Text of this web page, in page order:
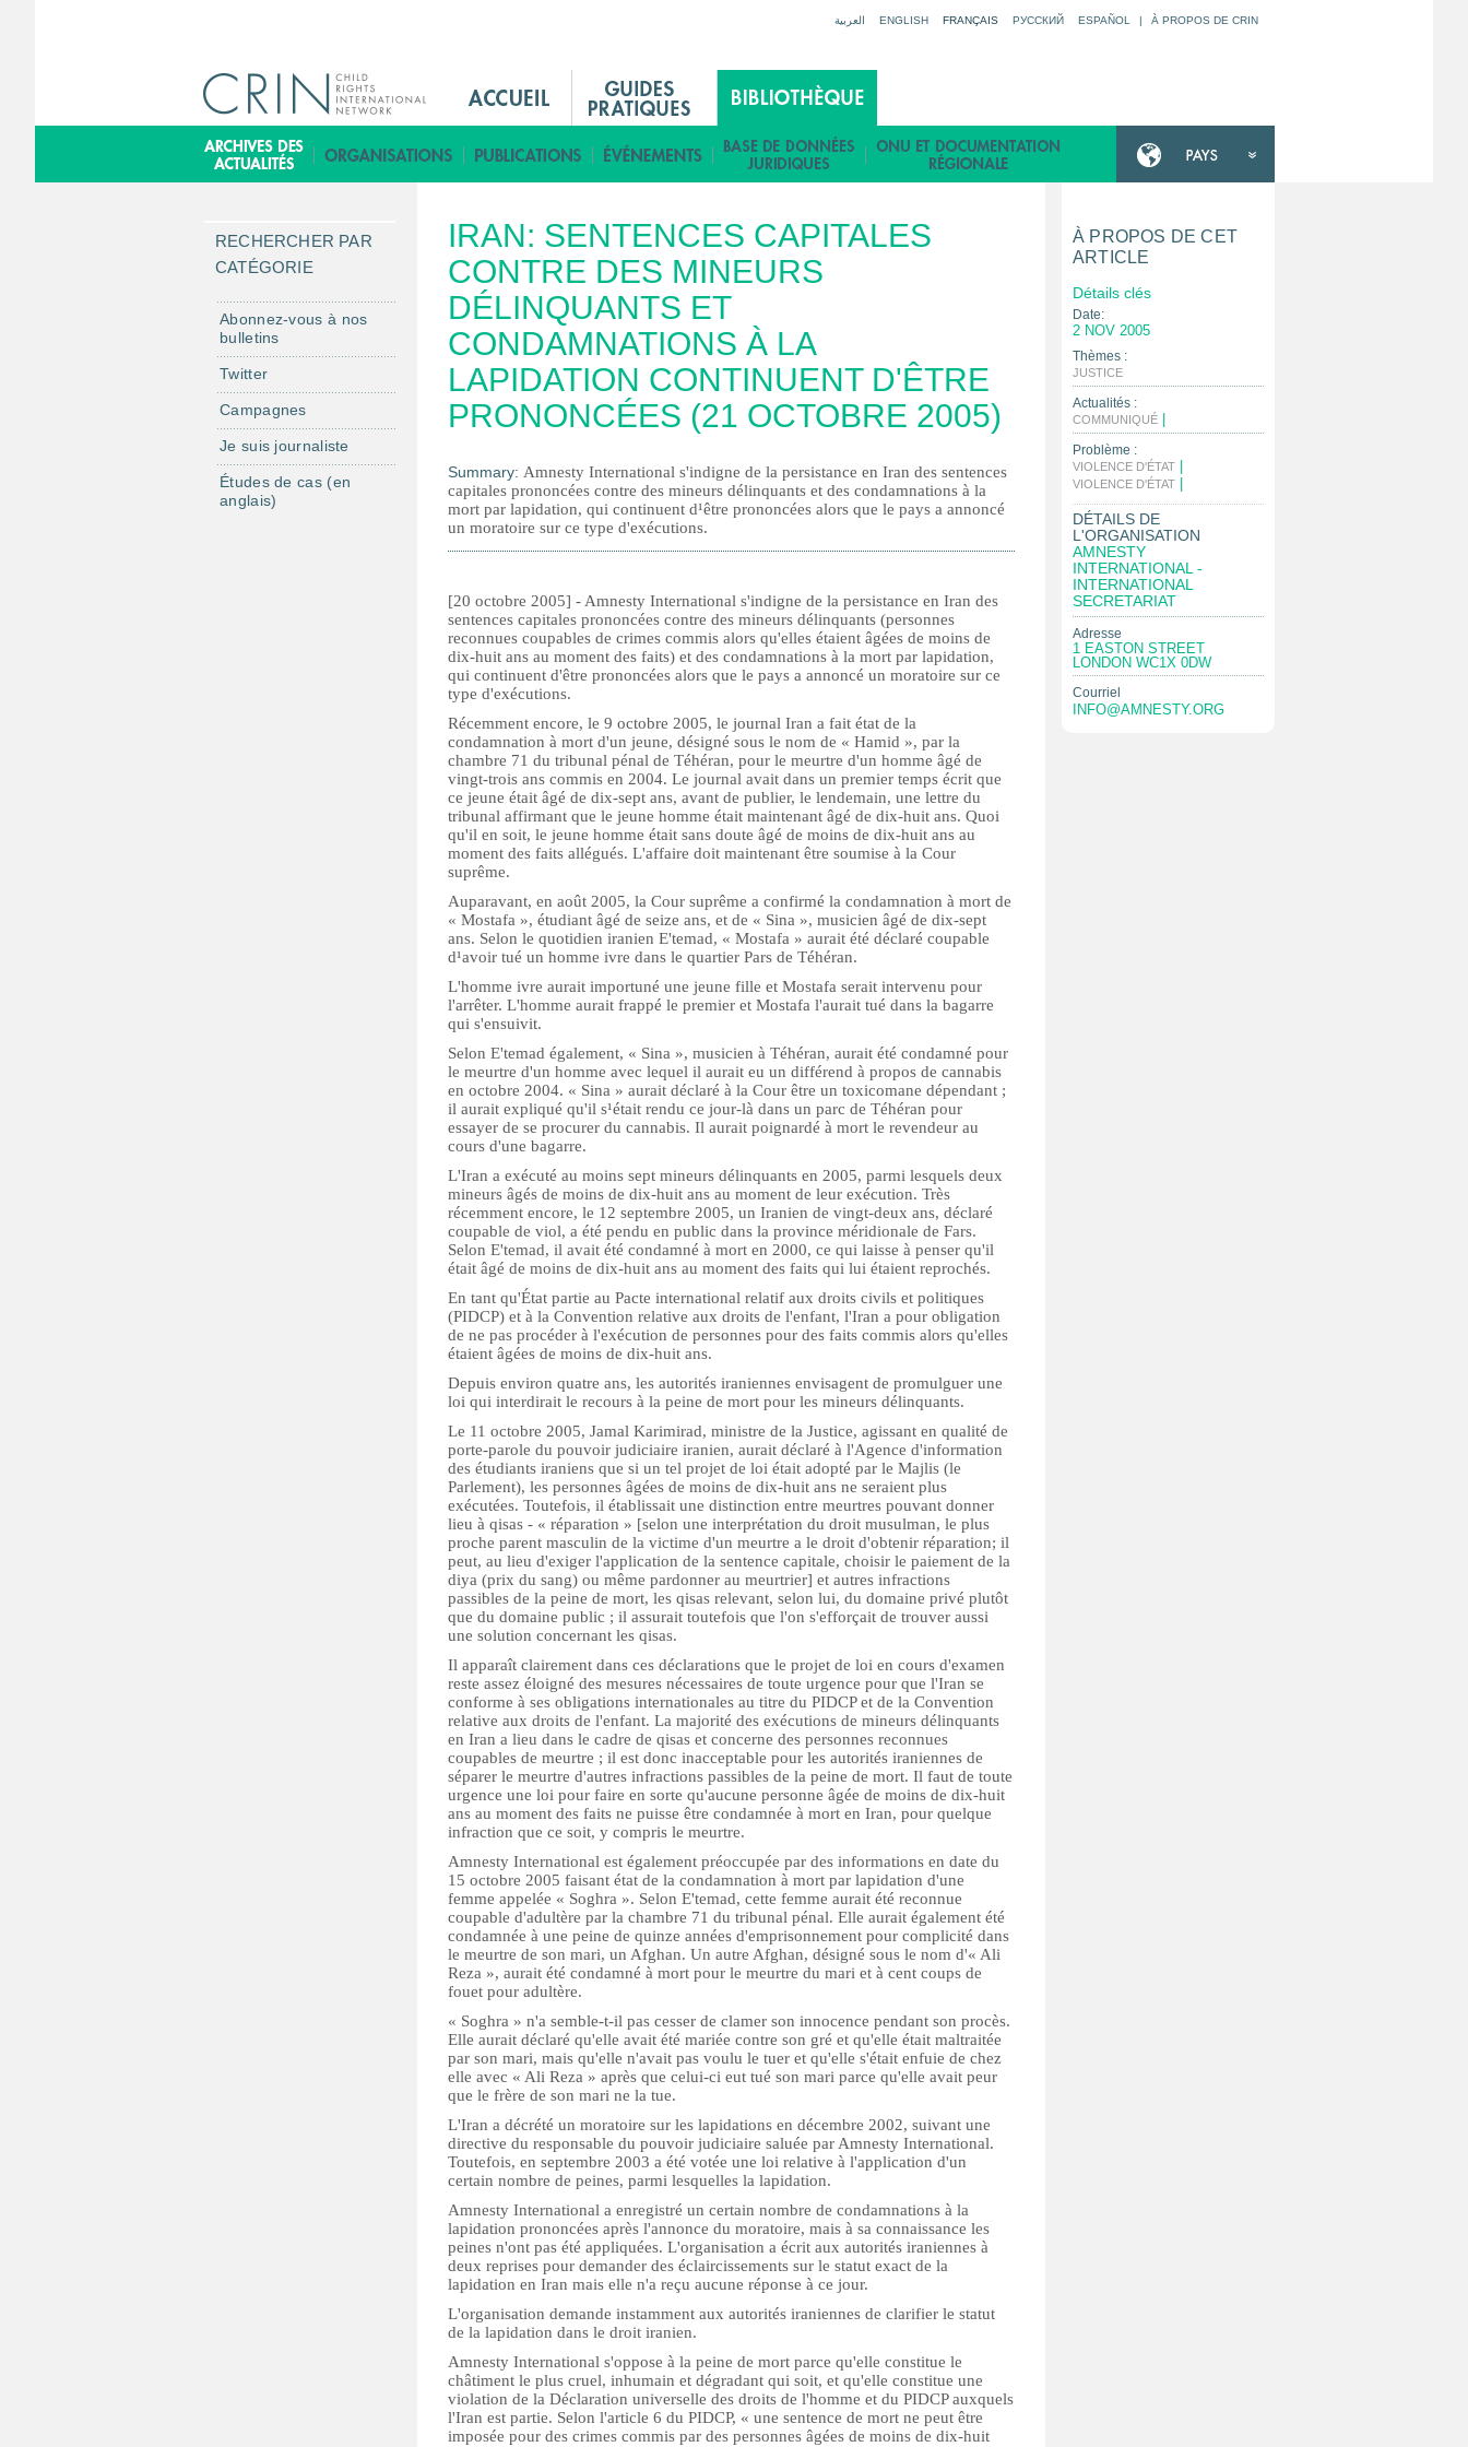
العربية ENGLISH FRANÇAIS РУССКИЙ ESPAÑOL | À PROPOS DE CRIN
i
n
n
u
F
r
i
IRAN: SENTENCES CAPITALES
CONTRE DES MINEURS
DÉLINQUANTS ET
CONDAMNATIONS À LA
LAPIDATION CONTINUENT D'ÊTRE
PRONONCÉES (21 OCTOBRE 2005)
Summary: Amnesty International s'indigne de la persistance en Iran des sentences
capitales prononcées contre des mineurs délinquants et des condamnations à la
mort par lapidation, qui continuent d¹être prononcées alors que le pays a annoncé
un moratoire sur ce type d'exécutions.
[20 octobre 2005] - Amnesty International s'indigne de la persistance en Iran des
sentences capitales prononcées contre des mineurs délinquants (personnes
reconnues coupables de crimes commis alors qu'elles étaient âgées de moins de
dix-huit ans au moment des faits) et des condamnations à la mort par lapidation,
qui continuent d'être prononcées alors que le pays a annoncé un moratoire sur ce
type d'exécutions.
Récemment encore, le 9 octobre 2005, le journal Iran a fait état de la
condamnation à mort d'un jeune, désigné sous le nom de « Hamid », par la
chambre 71 du tribunal pénal de Téhéran, pour le meurtre d'un homme âgé de
vingt-trois ans commis en 2004. Le journal avait dans un premier temps écrit que
ce jeune était âgé de dix-sept ans, avant de publier, le lendemain, une lettre du
tribunal affirmant que le jeune homme était maintenant âgé de dix-huit ans. Quoi
qu'il en soit, le jeune homme était sans doute âgé de moins de dix-huit ans au
moment des faits allégués. L'affaire doit maintenant être soumise à la Cour
suprême.
Auparavant, en août 2005, la Cour suprême a confirmé la condamnation à mort de
« Mostafa », étudiant âgé de seize ans, et de « Sina », musicien âgé de dix-sept
ans. Selon le quotidien iranien E'temad, « Mostafa » aurait été déclaré coupable
d¹avoir tué un homme ivre dans le quartier Pars de Téhéran.
L'homme ivre aurait importuné une jeune fille et Mostafa serait intervenu pour
l'arrêter. L'homme aurait frappé le premier et Mostafa l'aurait tué dans la bagarre
qui s'ensuivit.
Selon E'temad également, « Sina », musicien à Téhéran, aurait été condamné pour
le meurtre d'un homme avec lequel il aurait eu un différend à propos de cannabis
en octobre 2004. « Sina » aurait déclaré à la Cour être un toxicomane dépendant ;
il aurait expliqué qu'il s¹était rendu ce jour-là dans un parc de Téhéran pour
essayer de se procurer du cannabis. Il aurait poignardé à mort le revendeur au
cours d'une bagarre.
L'Iran a exécuté au moins sept mineurs délinquants en 2005, parmi lesquels deux
mineurs âgés de moins de dix-huit ans au moment de leur exécution. Très
récemment encore, le 12 septembre 2005, un Iranien de vingt-deux ans, déclaré
coupable de viol, a été pendu en public dans la province méridionale de Fars.
Selon E'temad, il avait été condamné à mort en 2000, ce qui laisse à penser qu'il
était âgé de moins de dix-huit ans au moment des faits qui lui étaient reprochés.
En tant qu'État partie au Pacte international relatif aux droits civils et politiques
(PIDCP) et à la Convention relative aux droits de l'enfant, l'Iran a pour obligation
de ne pas procéder à l'exécution de personnes pour des faits commis alors qu'elles
étaient âgées de moins de dix-huit ans.
Depuis environ quatre ans, les autorités iraniennes envisagent de promulguer une
loi qui interdirait le recours à la peine de mort pour les mineurs délinquants.
Le 11 octobre 2005, Jamal Karimirad, ministre de la Justice, agissant en qualité de
porte-parole du pouvoir judiciaire iranien, aurait déclaré à l'Agence d'information
des étudiants iraniens que si un tel projet de loi était adopté par le Majlis (le
Parlement), les personnes âgées de moins de dix-huit ans ne seraient plus
exécutées. Toutefois, il établissait une distinction entre meurtres pouvant donner
lieu à qisas - « réparation » [selon une interprétation du droit musulman, le plus
proche parent masculin de la victime d'un meurtre a le droit d'obtenir réparation; il
peut, au lieu d'exiger l'application de la sentence capitale, choisir le paiement de la
diya (prix du sang) ou même pardonner au meurtrier] et autres infractions
passibles de la peine de mort, les qisas relevant, selon lui, du domaine privé plutôt
que du domaine public ; il assurait toutefois que l'on s'efforçait de trouver aussi
une solution concernant les qisas.
Il apparaît clairement dans ces déclarations que le projet de loi en cours d'examen
reste assez éloigné des mesures nécessaires de toute urgence pour que l'Iran se
conforme à ses obligations internationales au titre du PIDCP et de la Convention
relative aux droits de l'enfant. La majorité des exécutions de mineurs délinquants
en Iran a lieu dans le cadre de qisas et concerne des personnes reconnues
coupables de meurtre ; il est donc inacceptable pour les autorités iraniennes de
séparer le meurtre d'autres infractions passibles de la peine de mort. Il faut de toute
urgence une loi pour faire en sorte qu'aucune personne âgée de moins de dix-huit
ans au moment des faits ne puisse être condamnée à mort en Iran, pour quelque
infraction que ce soit, y compris le meurtre.
Amnesty International est également préoccupée par des informations en date du
15 octobre 2005 faisant état de la condamnation à mort par lapidation d'une
femme appelée « Soghra ». Selon E'temad, cette femme aurait été reconnue
coupable d'adultère par la chambre 71 du tribunal pénal. Elle aurait également été
condamnée à une peine de quinze années d'emprisonnement pour complicité dans
le meurtre de son mari, un Afghan. Un autre Afghan, désigné sous le nom d'« Ali
Reza », aurait été condamné à mort pour le meurtre du mari et à cent coups de
fouet pour adultère.
« Soghra » n'a semble-t-il pas cesser de clamer son innocence pendant son procès.
Elle aurait déclaré qu'elle avait été mariée contre son gré et qu'elle était maltraitée
par son mari, mais qu'elle n'avait pas voulu le tuer et qu'elle s'était enfuie de chez
elle avec « Ali Reza » après que celui-ci eut tué son mari parce qu'elle avait peur
que le frère de son mari ne la tue.
L'Iran a décrété un moratoire sur les lapidations en décembre 2002, suivant une
directive du responsable du pouvoir judiciaire saluée par Amnesty International.
Toutefois, en septembre 2003 a été votée une loi relative à l'application d'un
certain nombre de peines, parmi lesquelles la lapidation.
Amnesty International a enregistré un certain nombre de condamnations à la
lapidation prononcées après l'annonce du moratoire, mais à sa connaissance les
peines n'ont pas été appliquées. L'organisation a écrit aux autorités iraniennes à
deux reprises pour demander des éclaircissements sur le statut exact de la
lapidation en Iran mais elle n'a reçu aucune réponse à ce jour.
L'organisation demande instamment aux autorités iraniennes de clarifier le statut
de la lapidation dans le droit iranien.
Amnesty International s'oppose à la peine de mort parce qu'elle constitue le
châtiment le plus cruel, inhumain et dégradant qui soit, et qu'elle constitue une
violation de la Déclaration universelle des droits de l'homme et du PIDCP auxquels
l'Iran est partie. Selon l'article 6 du PIDCP, « une sentence de mort ne peut être
imposée pour des crimes commis par des personnes âgées de moins de dix-huit
RECHERCHER PAR
CATÉGORIE
Abonnez-vous à nos
bulletins
Twitter
Campagnes
Je suis journaliste
Études de cas (en
anglais)
À PROPOS DE CET
ARTICLE
Détails clés
Date:
2 NOV 2005
Thèmes :
JUSTICE
Actualités :
COMMUNIQUÉ
Problème :
VIOLENCE D'ÉTAT
VIOLENCE D'ÉTAT
DÉTAILS DE
L'ORGANISATION
AMNESTY
INTERNATIONAL -
INTERNATIONAL
SECRETARIAT
Adresse
1 EASTON STREET
LONDON WC1X 0DW
Courriel
INFO@AMNESTY.ORG